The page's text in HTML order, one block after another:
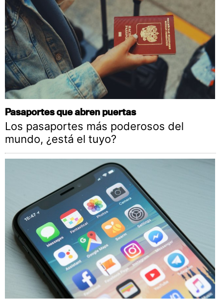
Pasaportes que abren puertas
Los pasaportes más poderosos del
mundo, ¿está el tuyo?